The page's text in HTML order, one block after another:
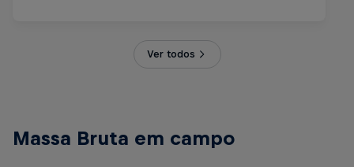
Ver todos
Massa Bruta em campo